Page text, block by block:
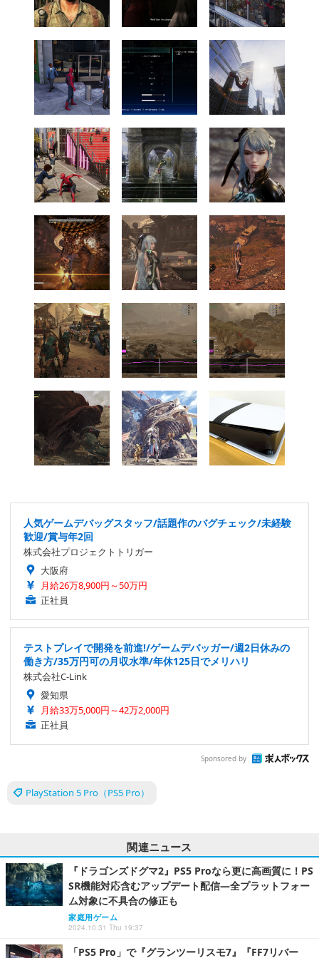
人気ゲームデバッグスタッフ/話題作のバグチェック/未経験
歓迎/賞与年2回
株式会社プロジェクトトリガー
大阪府
月給26万8,900円～50万円
正社員
テストプレイで開発を前進!/ゲームデバッガー/週2日休みの
働き方/35万円可の月収水準/年休125日でメリハリ
株式会社C-Link
愛知県
月給33万5,000円～42万2,000円
正社員
Sponsored by
PlayStation 5 Pro（PS5 Pro）
関連ニュース
『ドラゴンズドグマ2』PS5 Proなら更に高画質に！PS
SR機能対応含むアップデート配信―全プラットフォー
ム対象に不具合の修正も
家庭用ゲーム
2024.10.31 Thu 19:37
「PS5 Pro」で『グランツーリスモ7』『FF7リバー